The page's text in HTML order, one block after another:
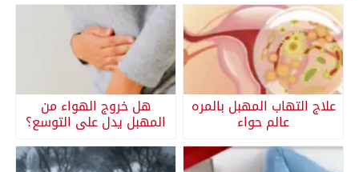
علاج التهاب المهبل بالمره
عالم حواء
هل خروج الهواء من
المهبل يدل على التوسع؟